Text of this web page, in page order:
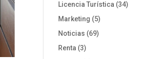
Licencia Turística (34)
Marketing (5)
Noticias (69)
Renta (3)